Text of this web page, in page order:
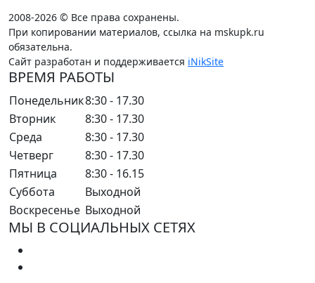
2008-2026 © Все права сохранены.
При копировании материалов, ссылка на mskupk.ru
обязательна.
Сайт разработан и поддерживается iNikSite
ВРЕМЯ РАБОТЫ
Понедельник8:30 - 17.30
Вторник
8:30 - 17.30
Среда
8:30 - 17.30
Четверг
8:30 - 17.30
Пятница
8:30 - 16.15
Суббота
Выходной
Воскресенье Выходной
МЫ В СОЦИАЛЬНЫХ СЕТЯХ